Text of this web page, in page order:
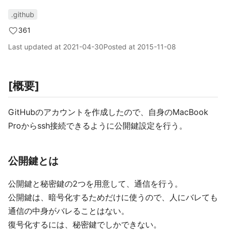
.github
361
Last updated at 2021-04-30Posted at 2015-11-08
[概要]
GitHubのアカウントを作成したので、自身のMacBook
Proからssh接続できるように公開鍵設定を行う。
公開鍵とは
公開鍵と秘密鍵の2つを用意して、通信を行う。
公開鍵は、暗号化するためだけに使うので、人にバレても
通信の中身がバレることはない。
復号化するには、秘密鍵でしかできない。